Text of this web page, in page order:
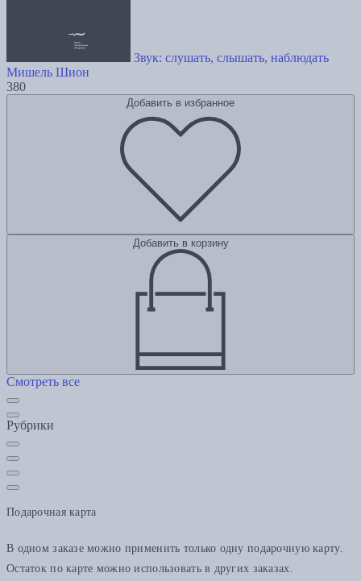
Звук: слушать, слышать, наблюдать
Мишель Шион
380
Добавить в избранное
Добавить в корзину
Смотреть все
Рубрики
Подарочная карта
В одном заказе можно применить только одну подарочную карту.
Остаток по карте можно использовать в других заказах.